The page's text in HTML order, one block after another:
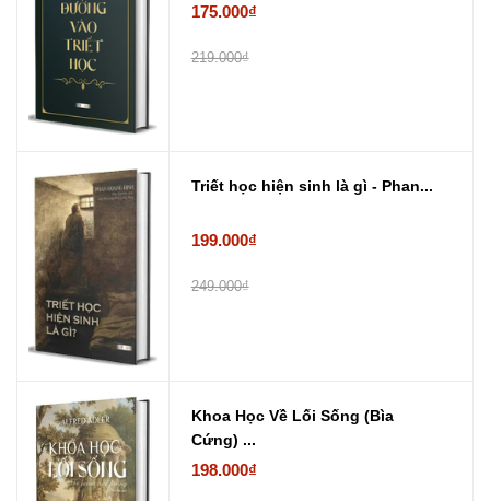
175.000₫
219.000₫
Triết học hiện sinh là gì - Phan...
199.000₫
249.000₫
Khoa Học Về Lối Sống (Bìa
Cứng) ...
198.000₫